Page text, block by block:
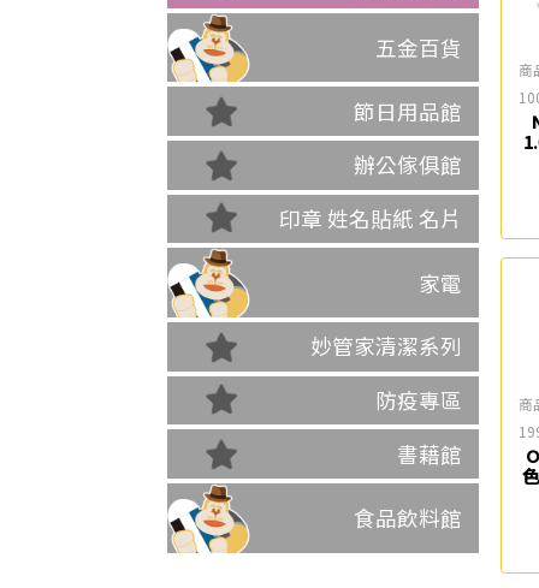
五金百貨
節日用品館
辦公傢俱館
印章 姓名貼紙 名片
家電
妙管家清潔系列
防疫專區
書藉館
食品飲料館
商
商